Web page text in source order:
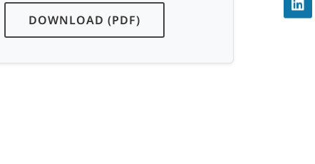
DOWNLOAD (PDF)